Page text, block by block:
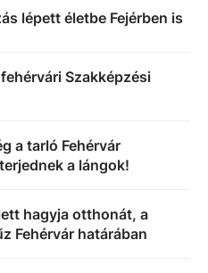
lépett életbe Fejérben is
Szakképzési
a tarló Fehérvár
a lángok!
hagyja otthonát, a
Fehérvár határában